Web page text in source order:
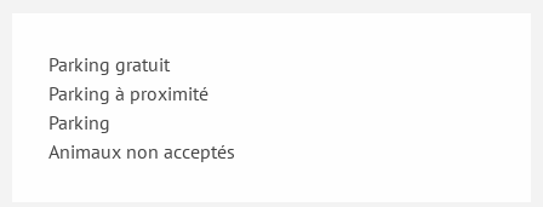
Parking gratuit
Parking à proximité
Parking
Animaux non acceptés